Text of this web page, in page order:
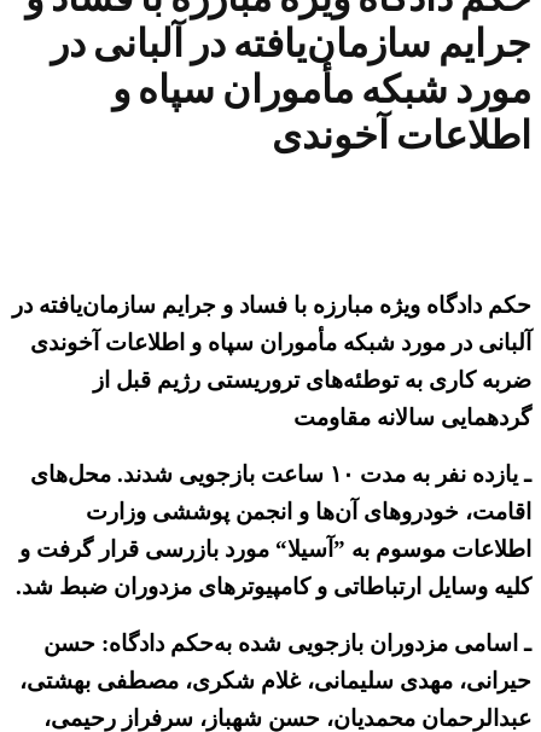
جرایم سازمان‌یافته در آلبانی در
مورد شبکه مأموران سپاه و
اطلاعات آخوندی
حکم دادگاه ویژه مبارزه با فساد و جرایم سازمان‌یافته در
آلبانی در مورد شبکه مأموران سپاه و اطلاعات آخوندی
ضربه کاری به توطئه‌های تروریستی رژیم قبل از
گردهمایی سالانه مقاومت
ـ یازده نفر به مدت ۱۰ ساعت بازجویی شدند. محل‌های
اقامت، خودروهای آن‌ها و انجمن پوششی وزارت
اطلاعات موسوم به ”آسیلا“ مورد بازرسی قرار گرفت و
کلیه وسایل ارتباطاتی و کامپیوترهای مزدوران ضبط شد.
ـ اسامی مزدوران بازجویی شده به‌حکم دادگاه: حسن
حیرانی، مهدی سلیمانی، غلام شکری، مصطفی بهشتی،
عبدالرحمان محمدیان، حسن شهباز، سرفراز رحیمی،